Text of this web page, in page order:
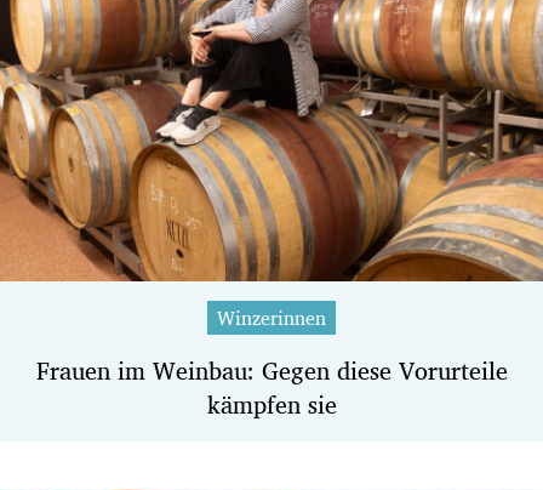
Winzerinnen
Frauen im Weinbau: Gegen diese Vorurteile
kämpfen sie